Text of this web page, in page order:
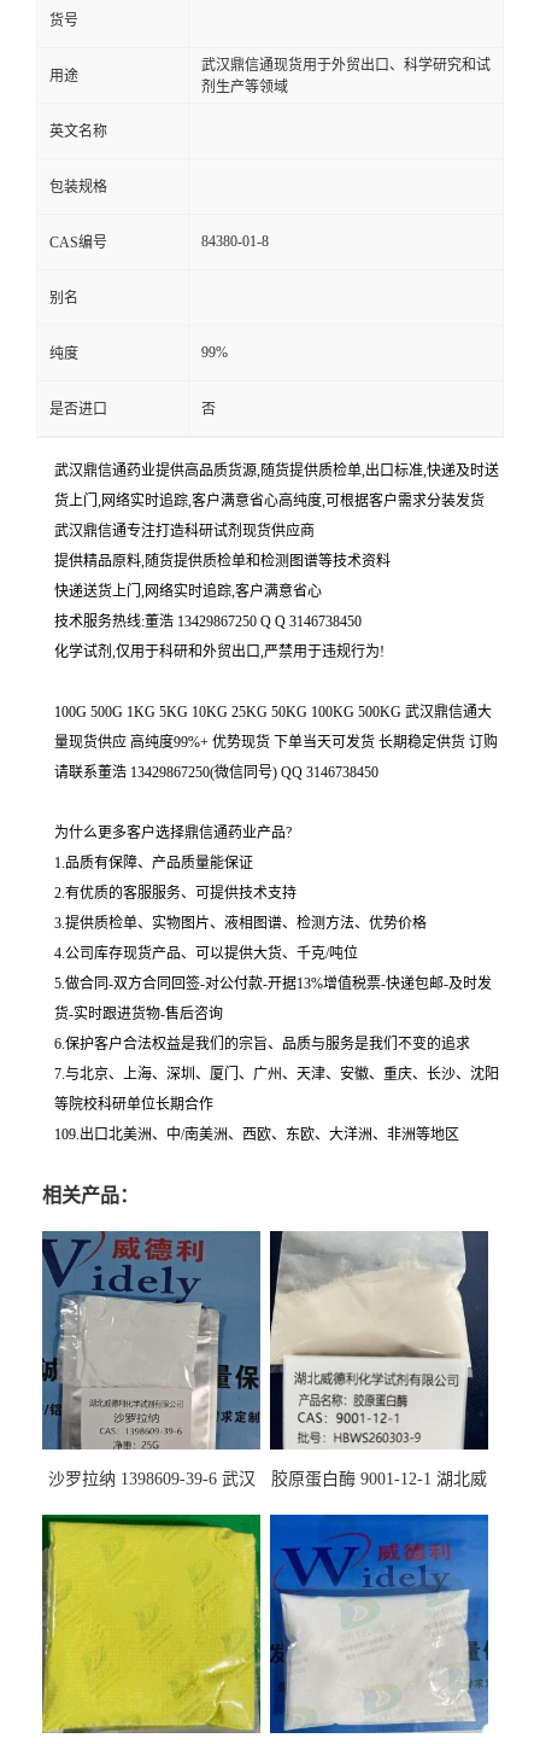
货号
用途
武汉鼎信通现货用于外贸出口、科学研究和试
剂生产等领域
英文名称
包装规格
CAS编号 84380-01-8
别名
纯度 99%
是否进口 否
武汉鼎信通药业提供高品质货源,随货提供质检单,出口标准,快递及时送
货上门,网络实时追踪,客户满意省心高纯度,可根据客户需求分装发货
武汉鼎信通专注打造科研试剂现货供应商
提供精品原料,随货提供质检单和检测图谱等技术资料
快递送货上门,网络实时追踪,客户满意省心
技术服务热线:董浩 13429867250 Q Q 3146738450
化学试剂,仅用于科研和外贸出口,严禁用于违规行为!
100G 500G 1KG 5KG 10KG 25KG 50KG 100KG 500KG 武汉鼎信通大
量现货供应 高纯度99%+ 优势现货 下单当天可发货 长期稳定供货 订购
请联系董浩 13429867250(微信同号) QQ 3146738450
为什么更多客户选择鼎信通药业产品?
1.品质有保障、产品质量能保证
2.有优质的客服服务、可提供技术支持
3.提供质检单、实物图片、液相图谱、检测方法、优势价格
4.公司库存现货产品、可以提供大货、千克/吨位
5.做合同-双方合同回签-对公付款-开据13%增值税票-快递包邮-及时发
货-实时跟进货物-售后咨询
6.保护客户合法权益是我们的宗旨、品质与服务是我们不变的追求
7.与北京、上海、深圳、厦门、广州、天津、安徽、重庆、长沙、沈阳
等院校科研单位长期合作
109.出口北美洲、中/南美洲、西欧、东欧、大洋洲、非洲等地区
相关产品：
沙罗拉纳 1398609-39-6 武汉
胶原蛋白酶 9001-12-1 湖北威